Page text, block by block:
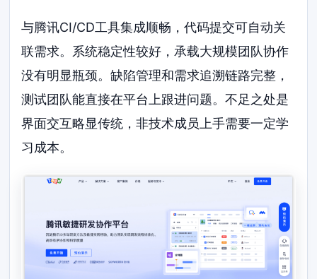
与腾讯CI/CD工具集成顺畅，代码提交可自动关
联需求。系统稳定性较好，承载大规模团队协作
没有明显瓶颈。缺陷管理和需求追溯链路完整，
测试团队能直接在平台上跟进问题。不足之处是
界面交互略显传统，非技术成员上手需要一定学
习成本。